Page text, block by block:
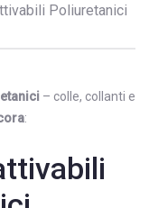
Poliuretanici
– colle, collanti e
: